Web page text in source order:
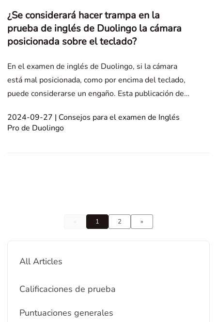
All Articles
Calificaciones de prueba
Puntuaciones generales
¿Se considerará hacer trampa en la
prueba de inglés de Duolingo la cámara
posicionada sobre el teclado?
En el examen de inglés de Duolingo, si la cámara
está mal posicionada, como por encima del teclado,
puede considerarse un engaño. Esta publicación de
apropiadas, ayudando a los candidatos a tener éxito.
In this article1. Posición de cámara inaprop
2024-09-27 | Consejos para el examen de Inglés
Pro de Duolingo
« 1 2 »